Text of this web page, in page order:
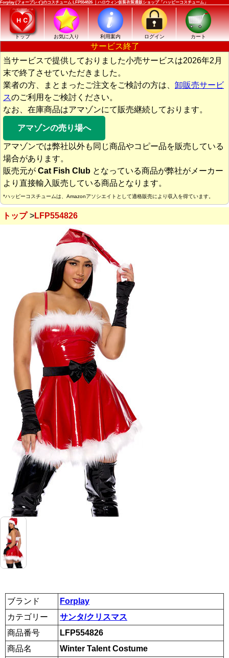
Forplay (フォープレイ)のコスチューム LFP554826 ｜ハロウィン仮装衣装通販ショップ「ハッピーコスチューム」
トップ お気に入り 利用案内 ログイン カート
サービス終了
当サービスで提供しておりました小売サービスは2026年2月
末で終了させていただきました。
業者の方、まとまったご注文をご検討の方は、 卸販売サービ
スのご利用をご検討ください。
なお、在庫商品はアマゾンにて販売継続しております。
アマゾンの売り場へ
アマゾンでは弊社以外も同じ商品やコピー品を販売している
場合があります。
販売元が Cat Fish Club となっている商品が弊社がメーカー
より直接輸入販売している商品となります。
*ハッピーコスチュームは、Amazonアソシエイトとして適格販売により収入を得ています。
トップ LFP554826
ブランド
Forplay
カテゴリー
サンタ/クリスマス
商品番号
LFP554826
商品名
Winter Talent Costume